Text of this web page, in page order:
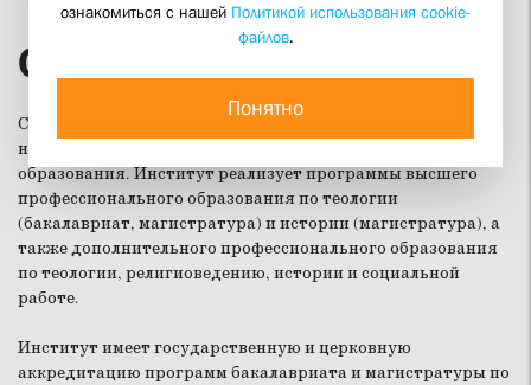
Об институте
Свято-Филаретовский институт (СФИ) — автономная
некоммерческая образовательная организация высшего
образования. Институт реализует программы высшего
профессионального образования по теологии
(бакалавриат, магистратура) и истории (магистратура), а
также дополнительного профессионального образования
по теологии, религиоведению, истории и социальной
работе.
Институт имеет государственную и церковную
аккредитацию программ бакалавриата и магистратуры по
ознакомиться с нашей Политикой использования cookie-
файлов.
Понятно